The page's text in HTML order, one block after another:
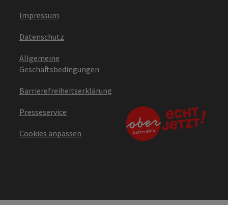
Impressum
Datenschutz
Allgemeine
Geschäftsbedingungen
Barrierefreiheitserklärung
Presseservice
Cookies anpassen